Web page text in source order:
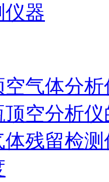
仪器
气体分
空分析
残留检